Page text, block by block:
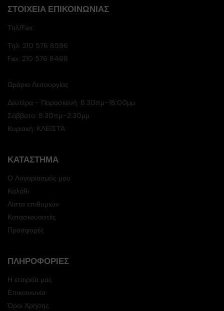
ΣΤΟΙΧΕΊΑ ΕΠΙΚΟΙΝΩΝΊΑΣ
Τηλ/Fax:
Τηλ: 210 576 8596
Fax: 210 576 8468
Ωράριο Λειτουργίας
Δευτέρα - Παρασκευή: 8:30πμ–18:00μμ
Σάββατο: 8:30πμ–2:30μμ
Κυριακή: ΚΛΕΙΣΤΑ
ΚΑΤΆΣΤΗΜΑ
Ο Λογαριασμός μου
Καλάθι
Λίστα επιθυμιών
Κατασκευαστές
Προσφορές
ΠΛΗΡΟΦΟΡΊΕΣ
Η εταιρεία μας
Επικοινωνία
Όροι Χρήσης